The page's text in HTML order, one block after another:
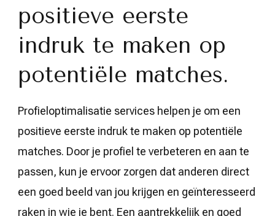
positieve eerste
indruk te maken op
potentiële matches.
Profieloptimalisatie services helpen je om een
positieve eerste indruk te maken op potentiële
matches. Door je profiel te verbeteren en aan te
passen, kun je ervoor zorgen dat anderen direct
een goed beeld van jou krijgen en geïnteresseerd
raken in wie je bent. Een aantrekkelijk en goed